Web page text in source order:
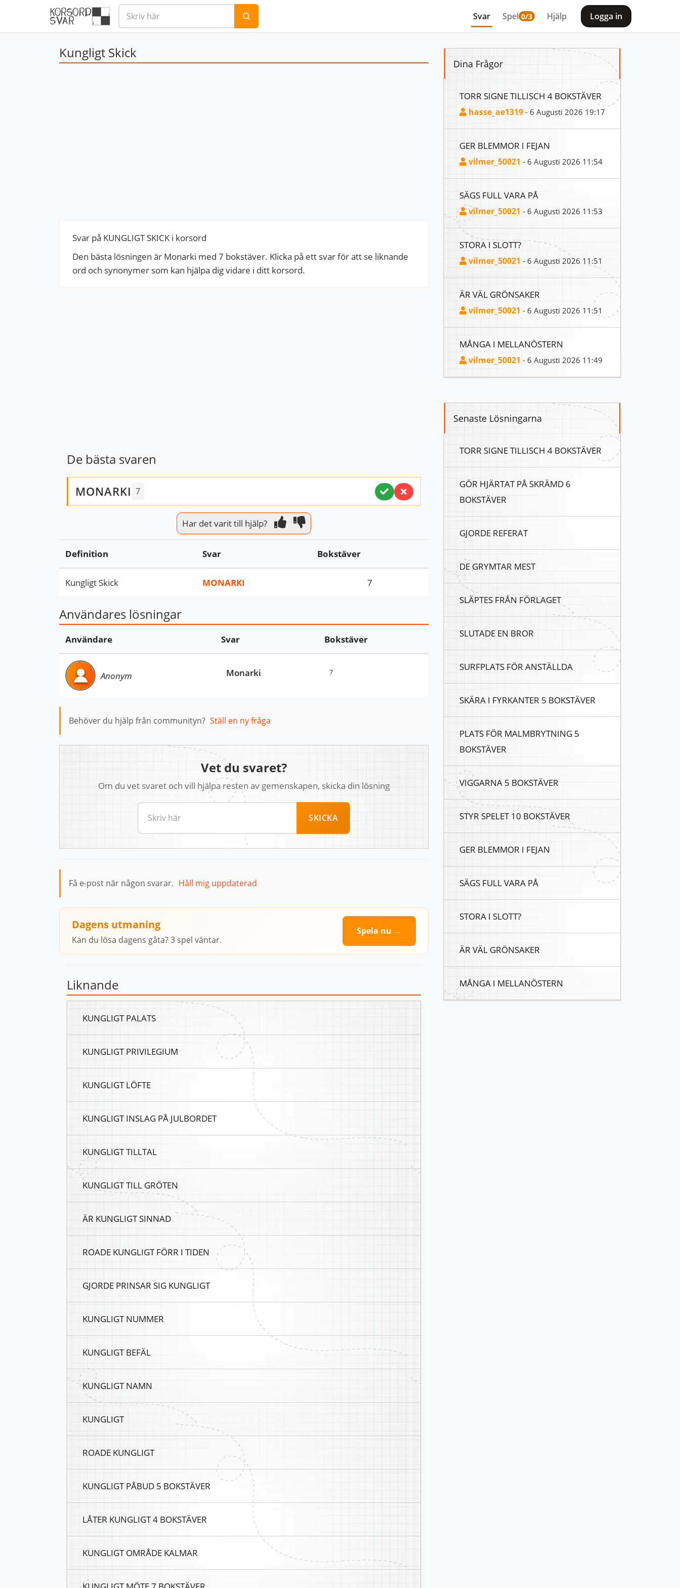
Svar Spel 0/3 Hjälp Logga in
Kungligt Skick
Svar på KUNGLIGT SKICK i korsord
Den bästa lösningen är Monarki med 7 bokstäver. Klicka på ett svar för att se liknande
ord och synonymer som kan hjälpa dig vidare i ditt korsord.
De bästa svaren
MONARKI 7
Har det varit till hjälp?
Definition Svar Bokstäver
Kungligt Skick MONARKI 7
Användares lösningar
Användare Svar Bokstäver
Anonym Monarki 7
Behöver du hjälp från communityn? Ställ en ny fråga
Vet du svaret?
Om du vet svaret och vill hjälpa resten av gemenskapen, skicka din lösning
SKICKA
Få e-post när någon svarar. Håll mig uppdaterad
Dagens utmaning
Kan du lösa dagens gåta? 3 spel väntar.
Spela nu →
Liknande
KUNGLIGT PALATS
KUNGLIGT PRIVILEGIUM
KUNGLIGT LÖFTE
KUNGLIGT INSLAG PÅ JULBORDET
KUNGLIGT TILLTAL
KUNGLIGT TILL GRÖTEN
ÄR KUNGLIGT SINNAD
ROADE KUNGLIGT FÖRR I TIDEN
GJORDE PRINSAR SIG KUNGLIGT
KUNGLIGT NUMMER
KUNGLIGT BEFÄL
KUNGLIGT NAMN
KUNGLIGT
ROADE KUNGLIGT
KUNGLIGT PÅBUD 5 BOKSTÄVER
LÅTER KUNGLIGT 4 BOKSTÄVER
KUNGLIGT OMRÅDE KALMAR
Dina Frågor
TORR SIGNE TILLISCH 4 BOKSTÄVER
hasse_ae1319 - 6 Augusti 2026 19:17
GER BLEMMOR I FEJAN
vilmer_50021 - 6 Augusti 2026 11:54
SÄGS FULL VARA PÅ
vilmer_50021 - 6 Augusti 2026 11:53
STORA I SLOTT?
vilmer_50021 - 6 Augusti 2026 11:51
ÄR VÄL GRÖNSAKER
vilmer_50021 - 6 Augusti 2026 11:51
MÅNGA I MELLANÖSTERN
vilmer_50021 - 6 Augusti 2026 11:49
Senaste Lösningarna
TORR SIGNE TILLISCH 4 BOKSTÄVER
GÖR HJÄRTAT PÅ SKRÄMD 6
BOKSTÄVER
GJORDE REFERAT
DE GRYMTAR MEST
SLÄPTES FRÅN FÖRLAGET
SLUTADE EN BROR
SURFPLATS FÖR ANSTÄLLDA
SKÄRA I FYRKANTER 5 BOKSTÄVER
PLATS FÖR MALMBRYTNING 5
BOKSTÄVER
VIGGARNA 5 BOKSTÄVER
STYR SPELET 10 BOKSTÄVER
GER BLEMMOR I FEJAN
SÄGS FULL VARA PÅ
STORA I SLOTT?
ÄR VÄL GRÖNSAKER
MÅNGA I MELLANÖSTERN